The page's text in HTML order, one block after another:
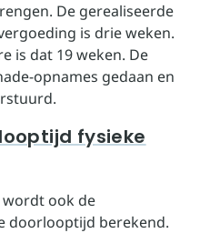
De gerealiseerde
is drie weken.
is dat 19 weken. De
opnames gedaan en
fysieke
ook de
doorlooptijd berekend.